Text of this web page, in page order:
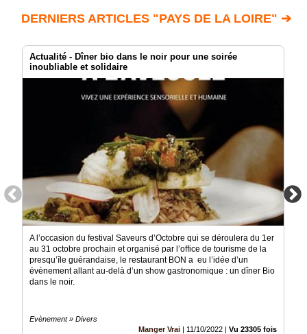
DERNIERS ARTICLES "PAYS DE LA LOIRE" ➔
Actualité - Dîner bio dans le noir pour une soirée
inoubliable et solidaire
A l’occasion du festival Saveurs d’Octobre qui se déroulera du 1er
au 31 octobre prochain et organisé par l’office de tourisme de la
presqu’île guérandaise, le restaurant BON a eu l’idée d’un
évènement allant au-delà d’un show gastronomique : un dîner Bio
dans le noir.
Evènement » Divers
Manger Vrai | 11/10/2022 | Vu 23305 fois